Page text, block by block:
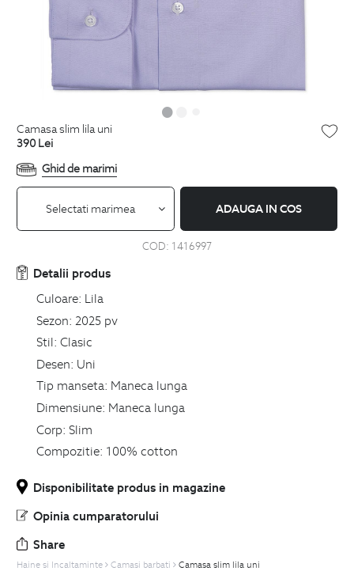
camasa slim lila uni
390 Lei
Ghid de marimi
Selectati marimea ADAUGA IN COS
COD: 1416997
Detalii produs
Culoare: Lila
Sezon: 2025 pv
Stil: Clasic
Desen: Uni
Tip manseta: Maneca lunga
Dimensiune: Maneca lunga
Corp: Slim
Compozitie: 100% cotton
Disponibilitate produs in magazine
Opinia cumparatorului
Share
Haine si Incaltaminte Camasi barbati Camasa slim lila uni